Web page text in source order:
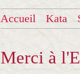
Accueil Kata
Merci à